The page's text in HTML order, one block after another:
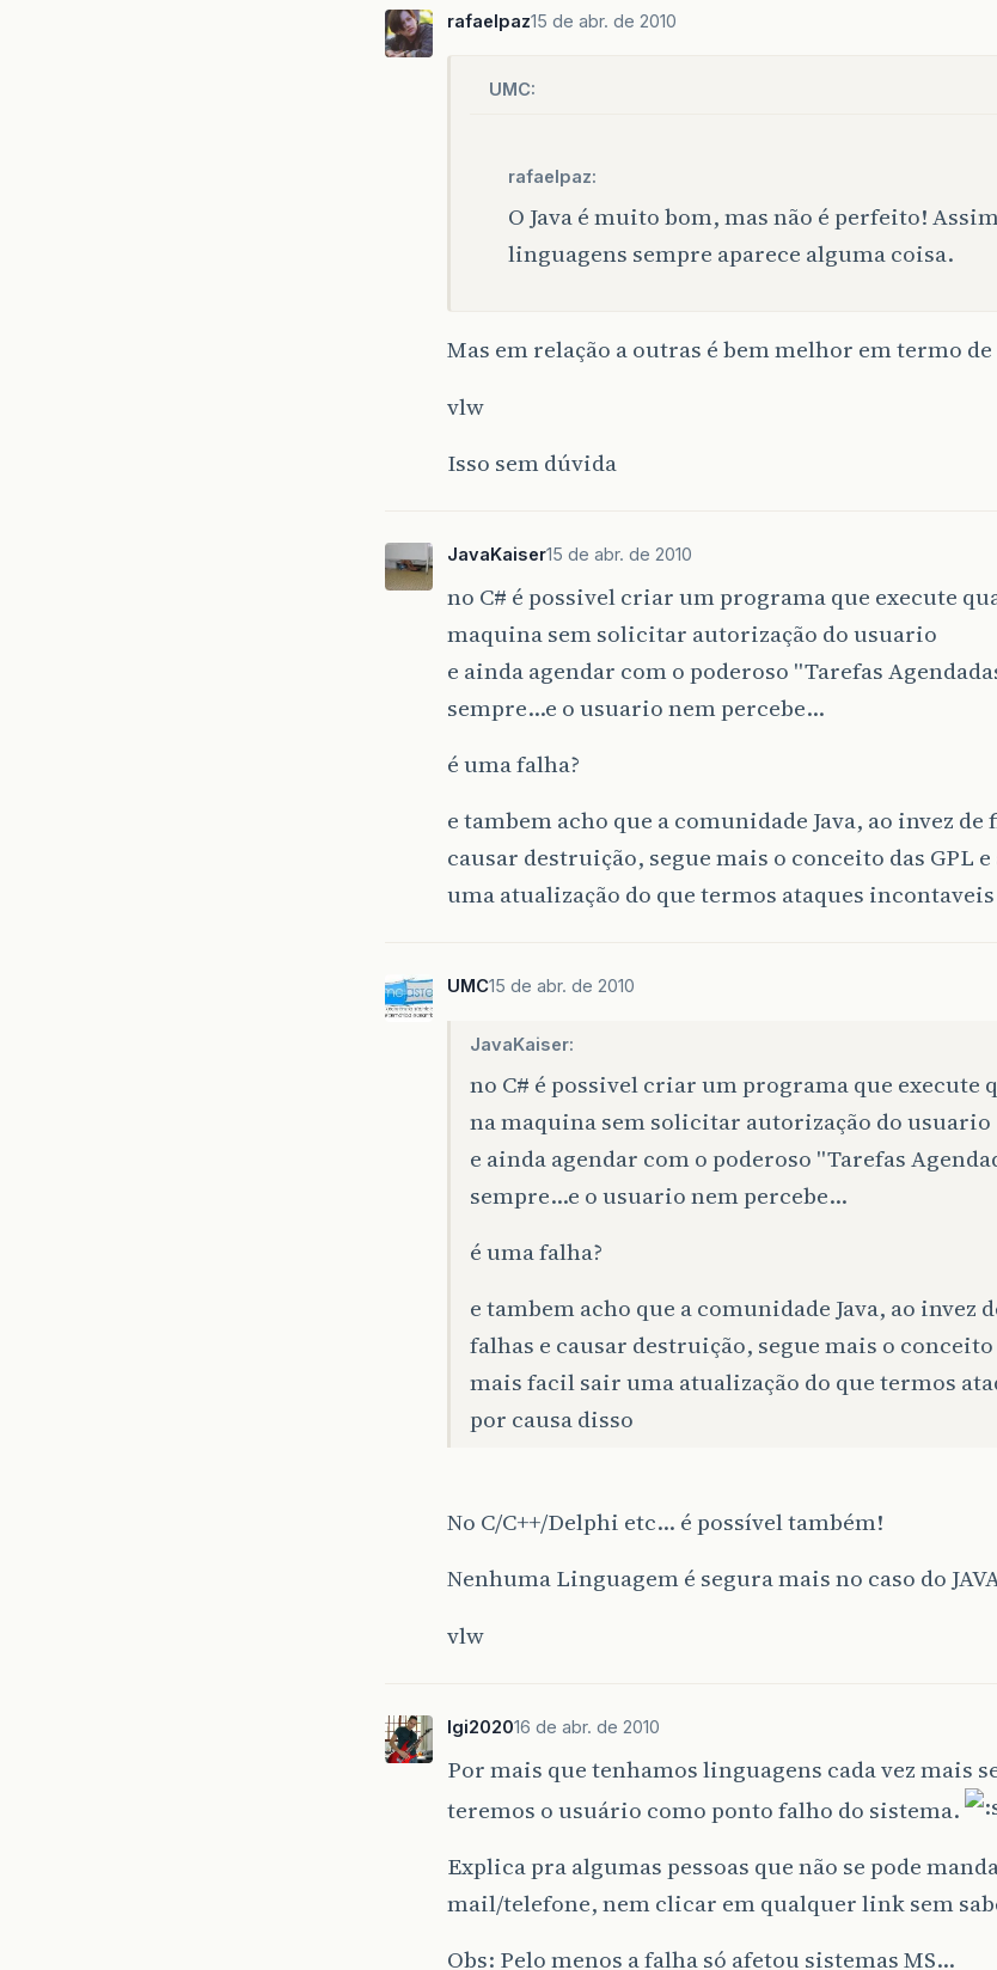
rafaelpaz15 de abr. de 2010
UMC:
rafaelpaz:
O Java é muito bom, mas não é perfeito!
linguagens sempre aparece alguma coisa.
Mas em relação a outras é bem melhor em termo
vlw
Isso sem dúvida
JavaKaiser15 de abr. de 2010
no C# é possivel criar um programa que execute
maquina sem solicitar autorização do usuario
e ainda agendar com o poderoso ''Tarefas
sempre…e o usuario nem percebe…
é uma falha?
e tambem acho que a comunidade Java, ao invez de
causar destruição, segue mais o conceito das GPL
uma atualização do que termos ataques
UMC15 de abr. de 2010
JavaKaiser:
no C# é possivel criar um programa que execute
na maquina sem solicitar autorização do usuario
e ainda agendar com o poderoso ''Tarefas
sempre…e o usuario nem percebe…
é uma falha?
e tambem acho que a comunidade Java, ao invez
falhas e causar destruição, segue mais o conceito
mais facil sair uma atualização do que termos
por causa disso
No C/C++/Delphi etc… é possível também!
Nenhuma Linguagem é segura mais no caso do
vlw
lgi202016 de abr. de 2010
Por mais que tenhamos linguagens cada vez mais
teremos o usuário como ponto falho do sistema.
Explica pra algumas pessoas que não se pode
mail/telefone, nem clicar em qualquer link sem
Obs: Pelo menos a falha só afetou sistemas MS…